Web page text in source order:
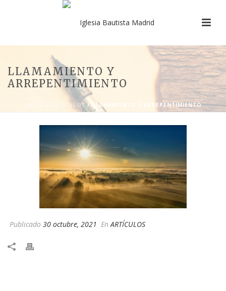
LLAMAMIENTO Y
ARREPENTIMIENTO
/ ARTÍCULOS / LLAMAMIENTO Y ARREPENTIMIENTO
Publicado 30 octubre, 2021 En ARTÍCULOS